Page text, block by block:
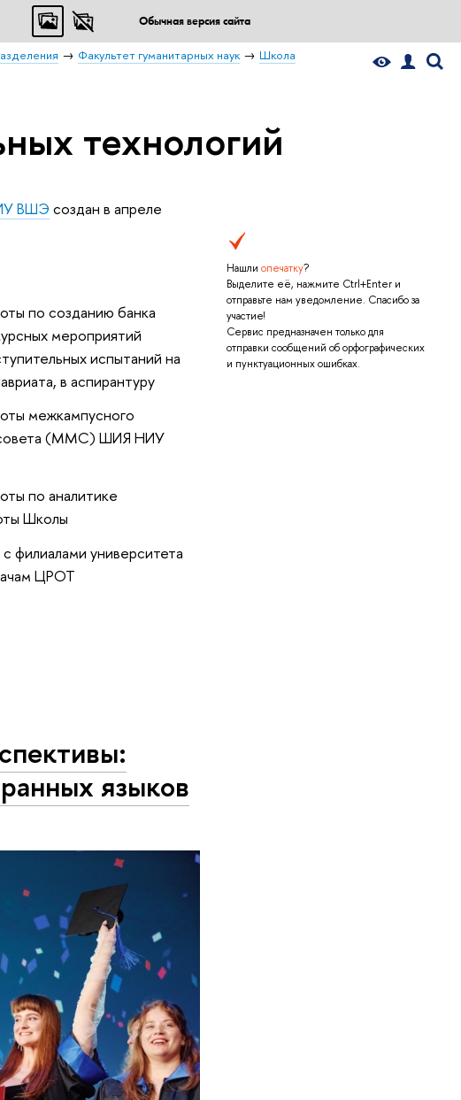
Обычная версия сайта
Факультет гуманитарных наук
Школа
технологий
Нашли опечатку?
Выделите её, нажмите Ctrl+Enter и
отправьте нам уведомление. Спасибо за
участие!
Сервис предназначен только для
отправки сообщений об орфографических
и пунктуационных ошибках.
ВШЭ создан в апреле
по созданию банка
мероприятий
испытаний на
в аспирантуру
межкампусного
совета (ММС) ШИЯ НИУ
по аналитике
Школы
филиалами университета
ЦРОТ
языков